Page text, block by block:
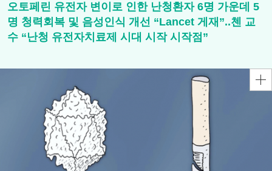
오토페린 유전자 변이로 인한 난청환자 6명 가운데 5
명 청력회복 및 음성인식 개선 “Lancet 게재”..첸 교
수 “난청 유전자치료제 시대 시작 시작점”